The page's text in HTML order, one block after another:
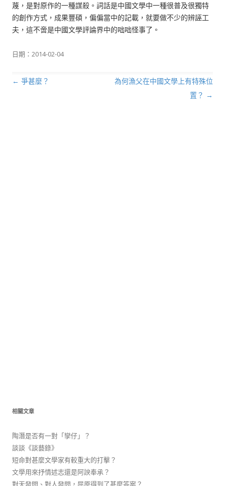
蔑，是對原作的一種謀殺。詞話是中國文學中一種很普及很獨特
的創作方式，成果豐碩，偏偏當中的記載，就要做不少的辨誣工
夫，這不啻是中國文學評論界中的咄咄怪事了。
日期： 2014-02-04
文章導航列
← 爭甚麼？
為何漁父在中國文學上有特殊位
置？ →
相關文章
陶潛是否有一對「孿仔」？
談談《談藝錄》
短命對甚麼文學家有較重大的打擊？
文學用來抒情述志還是阿諛奉承？
對天發問、對人發問，屈原得到了甚麼答案？